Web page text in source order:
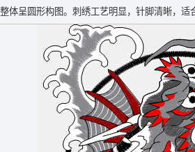
体呈圆形构图。刺绣工艺明显，针脚清晰，适